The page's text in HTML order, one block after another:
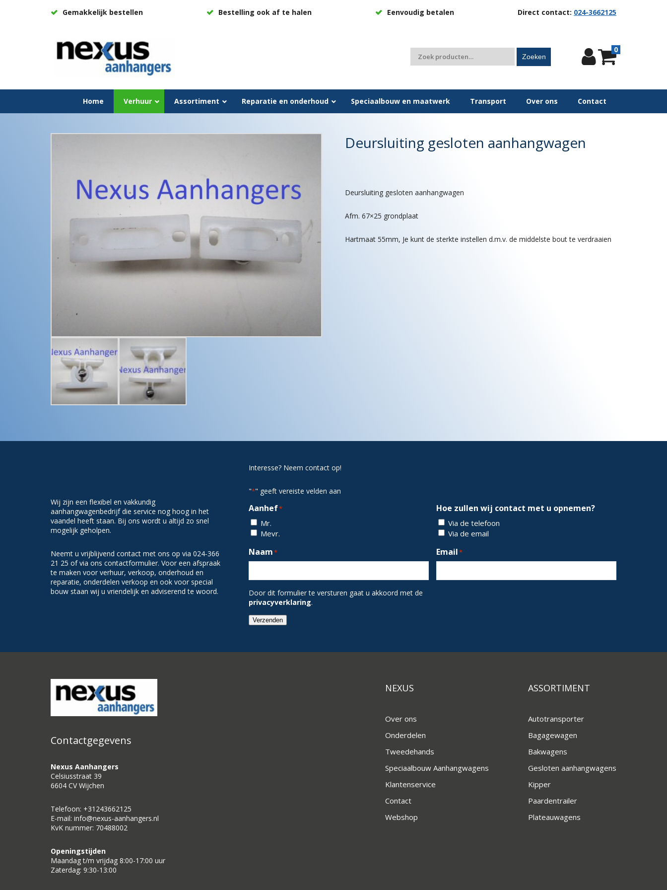
Gemakkelijk bestellen Bestelling ook af te halen Eenvoudig betalen Direct contact: 024-3662125
Zoeken
naar:
Zoeken
0
Home Verhuur Assortiment Reparatie en onderhoud Speciaalbouw en maatwerk Transport Over ons Contact
Deursluiting gesloten aanhangwagen
Deursluiting gesloten aanhangwagen
Afm. 67×25 grondplaat
Hartmaat 55mm, Je kunt de sterkte instellen d.m.v. de middelste bout te verdraaien
Wij zijn een flexibel en vakkundig
aanhangwagenbedrijf die service nog hoog in het
vaandel heeft staan. Bij ons wordt u altijd zo snel
mogelijk geholpen.
Neemt u vrijblijvend contact met ons op via 024-366
21 25 of via ons contactformulier. Voor een afspraak
te maken voor verhuur, verkoop, onderhoud en
reparatie, onderdelen verkoop en ook voor special
bouw staan wij u vriendelijk en adviserend te woord.
Interesse? Neem contact op!
"*" geeft vereiste velden aan
Aanhef*
Mr.
Mevr.
Hoe zullen wij contact met u opnemen?
Via de telefoon
Via de email
Naam* Email*
Door dit formulier te versturen gaat u akkoord met de
privacyverklaring.
Verzenden
Contactgegevens
Nexus Aanhangers
Celsiusstraat 39
6604 CV Wijchen
Telefoon: +31243662125
E-mail: info@nexus-aanhangers.nl
KvK nummer: 70488002
Openingstijden
Maandag t/m vrijdag 8:00-17:00 uur
Zaterdag: 9:30-13:00
NEXUS
Over ons
Onderdelen
Tweedehands
Speciaalbouw Aanhangwagens
Klantenservice
Contact
Webshop
ASSORTIMENT
Autotransporter
Bagagewagen
Bakwagens
Gesloten aanhangwagens
Kipper
Paardentrailer
Plateauwagens